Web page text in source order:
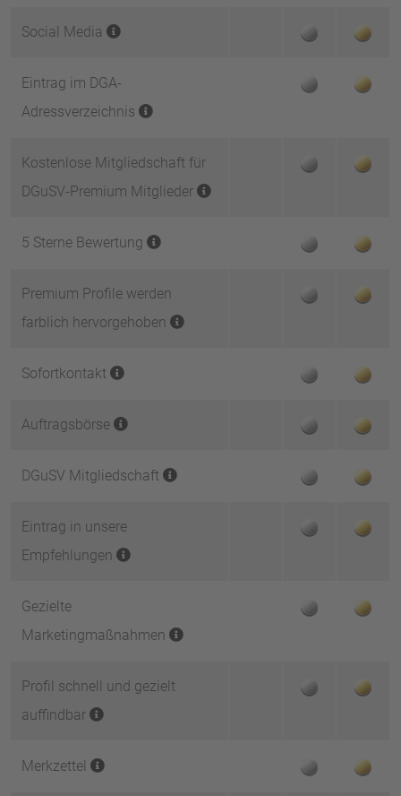
Social Media
Eintrag im DGA-
Adressverzeichnis
Kostenlose Mitgliedschaft für
DGuSV-Premium Mitglieder
5 Sterne Bewertung
Premium Profile werden
farblich hervorgehoben
Sofortkontakt
Auftragsbörse
DGuSV Mitgliedschaft
Eintrag in unsere
Empfehlungen
Gezielte
Marketingmaßnahmen
Profil schnell und gezielt
auffindbar
Merkzettel